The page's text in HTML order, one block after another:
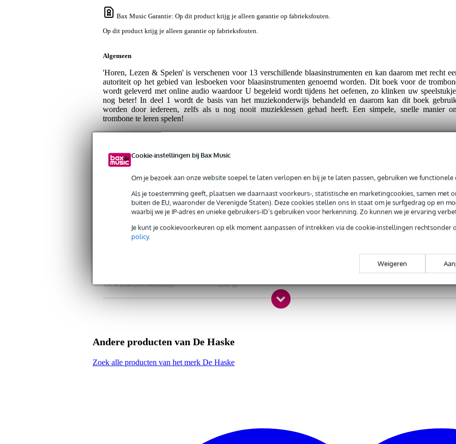
Cookie-instellingen bij Bax Music
Om je bezoek aan onze website soepel te laten verlopen en bij je te laten passen, gebruiken we functionele
Als je toestemming geeft, plaatsen we daarnaast voorkeurs-, statistische en marketingcookies, samen met
buiten de EU, waaronder de Verenigde Staten). Deze cookies stellen ons in staat om je surfgedrag op en
waarbij we je IP-adres en unieke gebruikers-ID’s gebruiken voor herkenning. Zo kunnen we je ervaring
Je kunt je cookievoorkeuren op elk moment aanpassen of intrekken via de cookie-instellingen rechtsonder
policy.
Weigeren
Bax Music Garantie: Op dit product krijg je alleen garantie op fabrieksfouten.
Op dit product krijg je alleen garantie op fabrieksfouten.
Algemeen
'Horen, Lezen & Spelen' is verschenen voor 13 verschillende blaasinstrumenten en kan daarom met recht
autoriteit op het gebied van lesboeken voor blaasinstrumenten genoemd worden. Dit boek voor de
wordt geleverd met online audio waardoor U begeleid wordt tijdens het oefenen, zo klinken uw
nog beter! In deel 1 wordt de basis van het muziekonderwijs behandeld en daarom kan dit boek
worden door iedereen, zelfs als u nog nooit muzieklessen gehad heeft. Een simpele, snelle manier
trombone te leren spelen!
Specificaties
Productkenmerken
Duurzaamheid product
niet gespecificeerd
Nederlands
allround
Type boek
Gewicht(incl. verpakking)
100 gr
Afmeting(incl. verpakking) 12,0 x 11,0 x 7,0 cm
Nederlandstalig trombonelesboek
gericht op beginners
moderne lesmethode
Andere producten van De Haske
Zoek alle producten van het merk De Haske